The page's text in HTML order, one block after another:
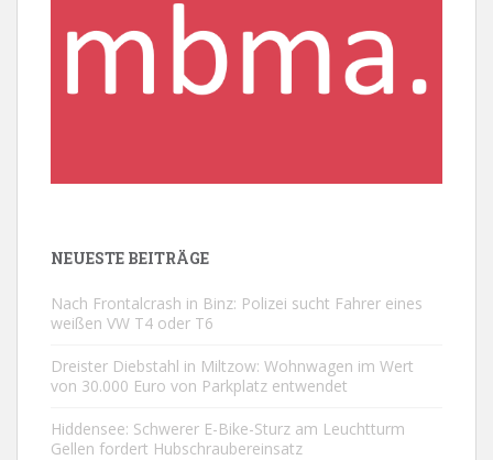
NEUESTE BEITRÄGE
Nach Frontalcrash in Binz: Polizei sucht Fahrer eines
weißen VW T4 oder T6
Dreister Diebstahl in Miltzow: Wohnwagen im Wert
von 30.000 Euro von Parkplatz entwendet
Hiddensee: Schwerer E-Bike-Sturz am Leuchtturm
Gellen fordert Hubschraubereinsatz